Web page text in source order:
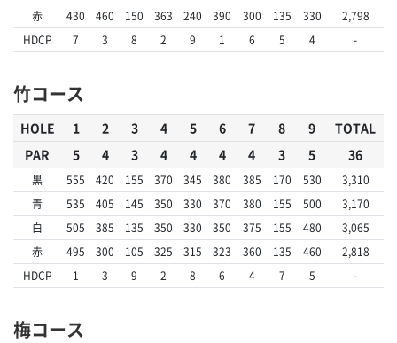
赤
430 460 150 363 240 390 300 135 330
2,798
HDCP
7 3 8 2 9 1 6 5 4 -
竹コース
HOLE 1 2 3 4 5 6 7 8 9
TOTAL
PAR
5 4 3 4 4 4 4 3 5 36
黒 555 420 155 370 345 380 385 170 530
3,310
青
535 405 145 350 330 370 380 155 500
3,170
白
505 385 135 350 330 350 375 155 480
3,065
赤
495 300 105 325 315 323 360 135 460
2,818
HDCP
1 3 9 2 8 6 4 7 5 -
梅コース